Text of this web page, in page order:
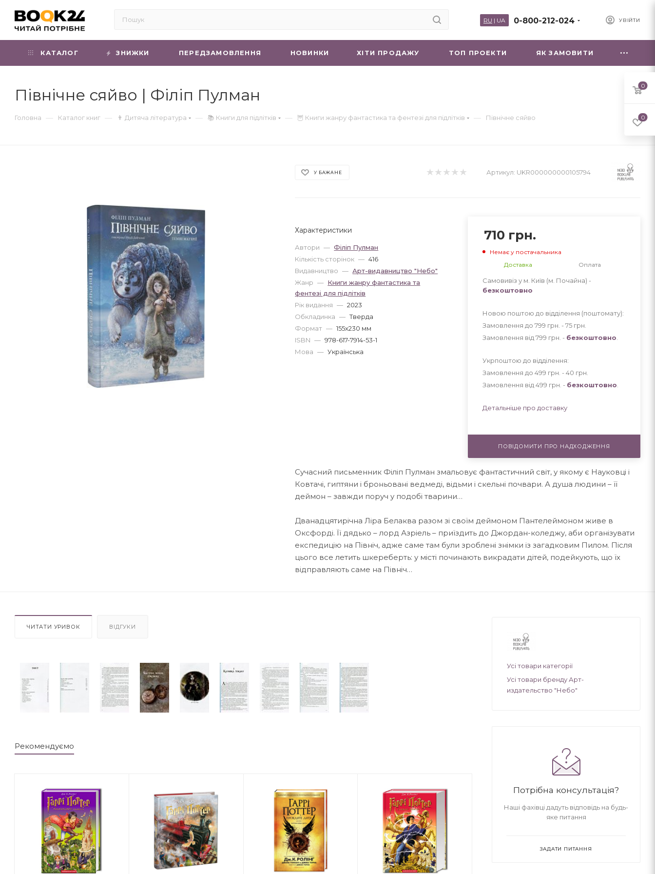
УВІЙТИ
0-800-212-024
RU | UA
КАТАЛОГ ЗНИЖКИ ПЕРЕДЗАМОВЛЕННЯ НОВИНКИ ХIТИ ПРОДАЖУ ТОП ПРОЕКТИ ЯК ЗАМОВИТИ
Північне сяйво | Філіп Пулман
Головна — Каталог книг — 👨 Дитяча література — 📚 Книги для підлітків — 🦉 Книги жанру фантастика та фентезі для підлітків — Північне сяйво
У БАЖАНЕ Артикул: UKR000000000105794
Характеристики
Автори — Філіп Пулман
Кількість сторінок — 416
Видавництво — Арт-видавництво "Небо"
Жанр — Книги жанру фантастика та
фентезі для підлітків
Рік видання — 2023
Обкладинка — Тверда
Формат — 155x230 мм
ISBN — 978-617-7914-53-1
Мова — Українська
710 грн.
Немає у постачальника
Доставка
Оплата
Самовивіз у м. Київ (м. Почайна) -
безкоштовно
Новою поштою до відділення (поштомату):
Замовлення до 799 грн. - 75 грн
Замовлення від 799 грн. - безкоштовно
Укрпоштою до відділення:
Замовлення до 499 грн. - 40 грн
Замовлення від 499 грн. - безкоштовно
Детальніше про доставку
ПОВІДОМИТИ ПРО НАДХОДЖЕННЯ
Сучасний письменник Філіп Пулман змальовує фантастичний світ, у якому є Науковці і
Ковтачі, гиптяни і броньовані ведмеді, відьми і скельні почвари. А душа людини – її
деймон – завжди поруч у подобі тварини…
Дванадцятирічна Ліра Белаква разом зі своїм деймоном Пантелеймоном живе в
Оксфорді. Її дядько – лорд Азріель – приїздить до Джордан-коледжу, аби організувати
експедицію на Північ, адже саме там були зроблені знімки із загадковим Пилом. Після
цього все летить шкереберть: у місті починають викрадати дітей, подейкують, що їх
відправляють саме на Північ…
ЧИТАТИ УРИВОК ВІДГУКИ
Рекомендуємо
Усі товари категорії
Усі товари бренду Арт-
издательство "Небо"
Потрібна консультація?
Наші фахівці дадуть відповідь на будь-
яке питання
ЗАДАТИ ПИТАННЯ
0
0